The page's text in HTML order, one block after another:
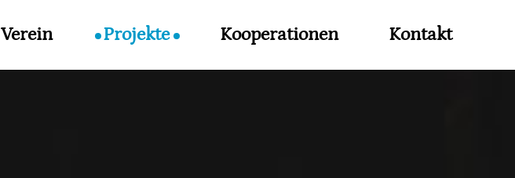
Verein Projekte Kooperationen Kontakt